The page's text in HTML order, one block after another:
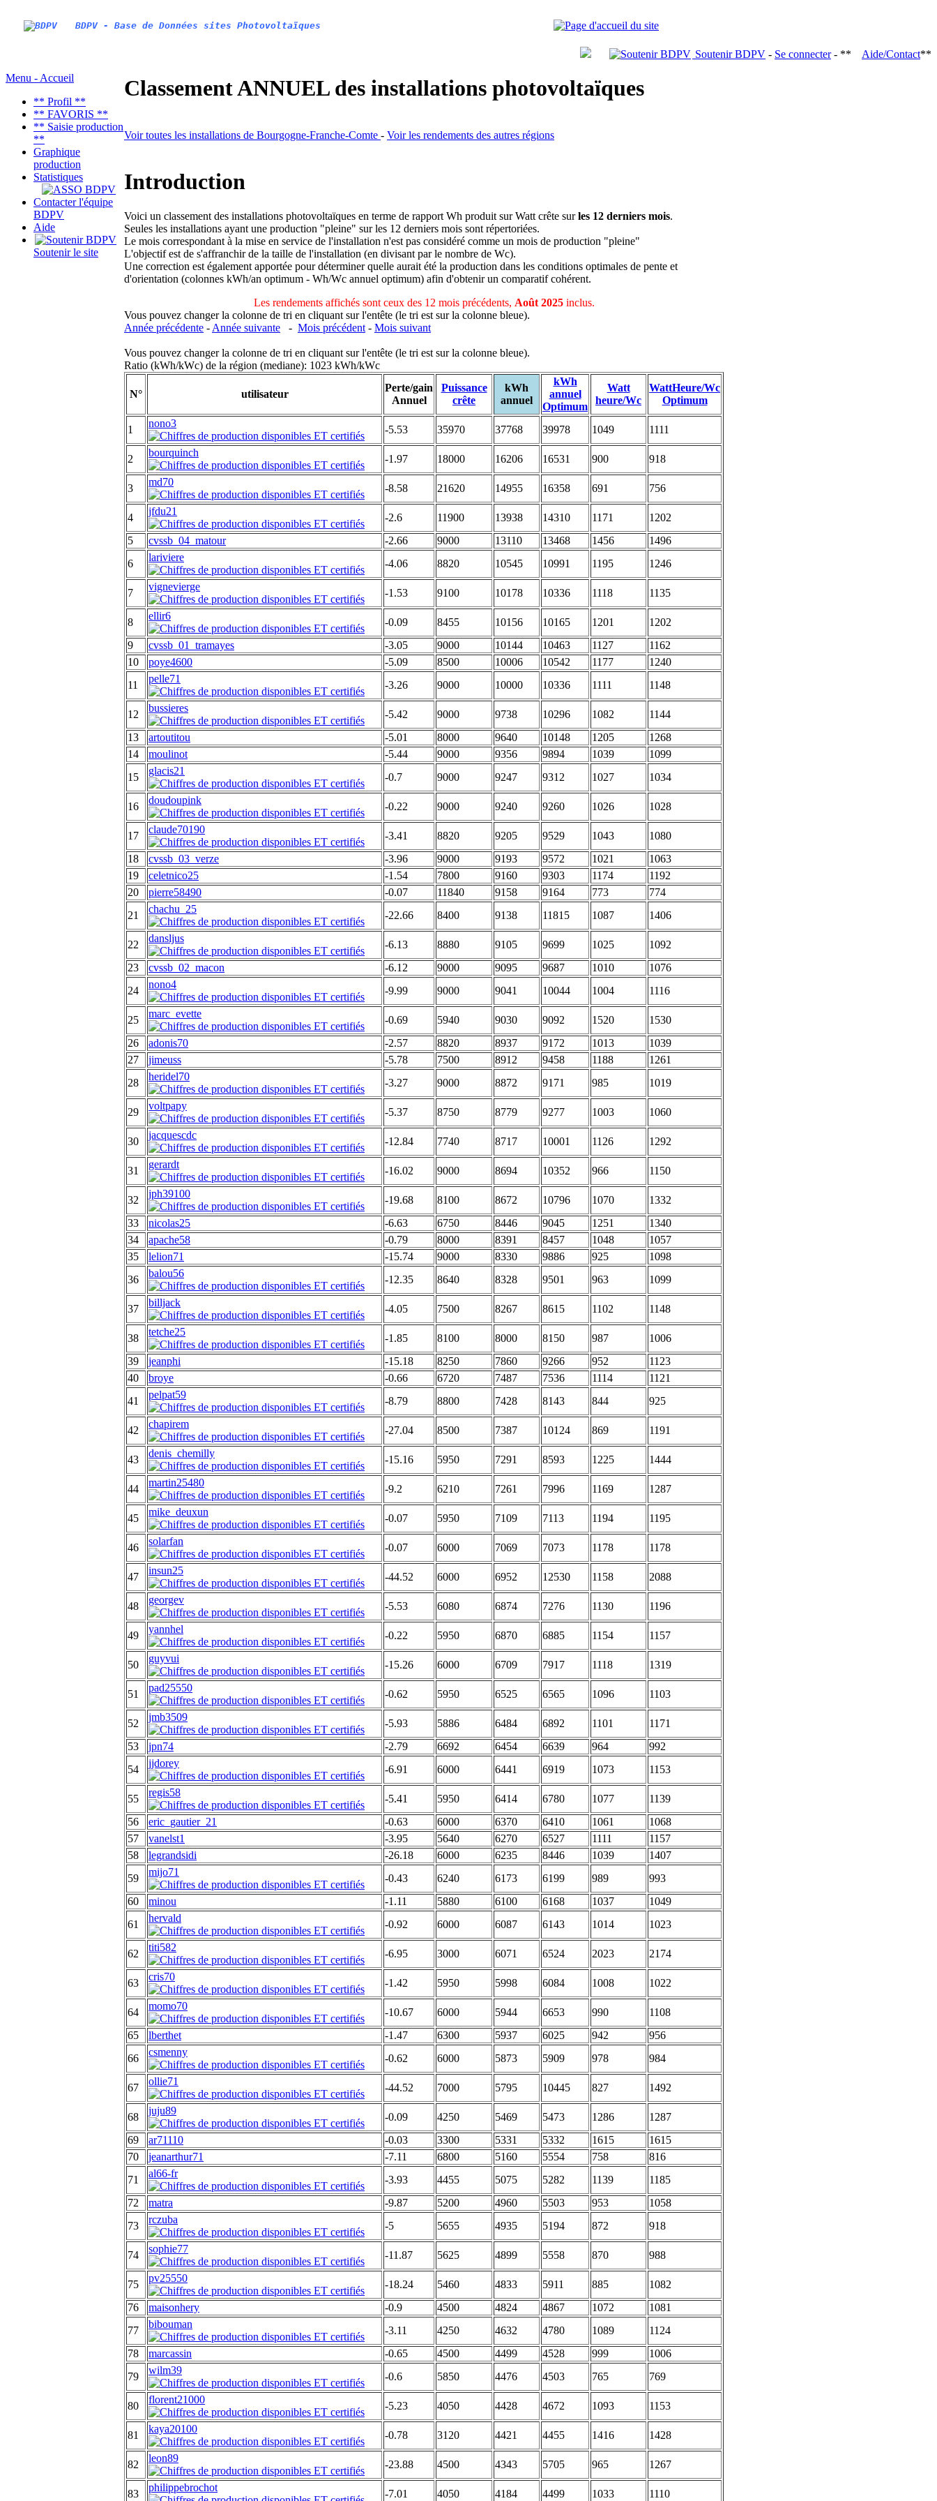
BDPV - Base de Données sites Photovoltaïques
Soutenir BDPV - Se connecter- ** Aide/Contact**
Menu - Accueil
** Profil **
** FAVORIS **
** Saisie production
**
Graphique
production
Statistiques
Contacter l'équipe
BDPV
Aide
Soutenir le site
Classement ANNUEL des installations photovoltaïques
Voir toutes les installations de Bourgogne-Franche-Comte - Voir les rendements des autres régions
Introduction
Voici un classement des installations photovoltaïques en terme de rapport Wh produit sur Watt crête surles 12 derniers mois.
Seules les installations ayant une production "pleine" sur les 12 derniers mois sont répertoriées.
Le mois correspondant à la mise en service de l'installation n'est pas considéré comme un mois de production "pleine"
L'objectif est de s'affranchir de la taille de l'installation (en divisant par le nombre de Wc).
Une correction est également apportée pour déterminer quelle aurait été la production dans les conditions optimales de pente et
d'orientation (colonnes kWh/an optimum - Wh/Wc annuel optimum) afin d'obtenir un comparatif cohérent.
Les rendements affichés sont ceux des 12 mois précédents, Août 2025inclus.
Vous pouvez changer la colonne de tri en cliquant sur l'entête (le tri est sur la colonne bleue).
Année précédente - Année suivante - Mois précédent - Mois suivant
Vous pouvez changer la colonne de tri en cliquant sur l'entête (le tri est sur la colonne bleue).
Ratio (kWh/kWc) de la région (mediane): 1023 kWh/kWc
N° utilisateur
Perte/gain
Annuel
Puissance
crête
kWh
annuel
kWh
annuel
Optimum
Watt
heure/Wc
WattHeure/Wc
Optimum
1
nono3
-5.53 35970 37768 39978 1049 1111
2
bourquinch
-1.97 18000 16206 16531 900 918
3
md70
-8.58 21620 14955 16358 691 756
4
jfdu21
-2.6 11900 13938 14310 1171
1202
5
cvssb_04_matour -2.66 9000 13110 13468 1456
1496
6
lariviere
-4.06 8820 10545 10991 1195 1246
7
vignevierge
-1.53 9100 10178 10336 1118 1135
8
ellir6
-0.09 8455 10156 10165 1201
1202
9
cvssb_01_tramayes -3.05 9000 10144 10463 1127
1162
10
poye4600 -5.09 8500 10006 10542 1177
1240
11
pelle71
-3.26 9000 10000 10336 1111 1148
12
bussieres
-5.42 9000 9738 10296 1082
1144
13
artoutitou -5.01 8000 9640 10148 1205
1268
14
moulinot -5.44 9000 9356 9894 1039
1099
15
glacis21
-0.7 9000 9247 9312 1027 1034
16
doudoupink
-0.22 9000 9240 9260 1026 1028
17
claude70190
-3.41 8820 9205 9529 1043
1080
18
cvssb_03_verze -3.96 9000 9193 9572 1021
1063
19
celetnico25 -1.54 7800 9160 9303 1174
1192
20
pierre58490 -0.07 11840 9158 9164 773
774
21
chachu_25
-22.66 8400 9138 11815 1087 1406
22
dansljus
-6.13 8880 9105 9699 1025
1092
23
cvssb_02_macon -6.12 9000 9095 9687 1010
1076
24
nono4
-9.99 9000 9041 10044 1004 1116
25
marc_evette
-0.69 5940 9030 9092 1520
1530
26
adonis70 -2.57 8820 8937 9172 1013
1039
27
jimeuss -5.78 7500 8912 9458 1188
1261
28
heridel70
-3.27 9000 8872 9171 985 1019
29
voltpapy
-5.37 8750 8779 9277 1003 1060
30
jacquescdc
-12.84 7740 8717 10001 1126 1292
31
gerardt
-16.02 9000 8694 10352 966 1150
32
jph39100
-19.68 8100 8672 10796 1070
1332
33
nicolas25 -6.63 6750 8446 9045 1251
1340
34
apache58 -0.79 8000 8391 8457 1048
1057
35
lelion71 -15.74 9000 8330 9886 925
1098
36
balou56
-12.35 8640 8328 9501 963 1099
37
billjack
-4.05 7500 8267 8615 1102 1148
38
tetche25
-1.85 8100 8000 8150 987
1006
39
jeanphi -15.18 8250 7860 9266 952
1123
40
broye -0.66 6720 7487 7536 1114
1121
41
pelpat59
-8.79 8800 7428 8143 844 925
42
chapirem
-27.04 8500 7387 10124 869 1191
43
denis_chemilly
-15.16 5950 7291 8593 1225 1444
44
martin25480
-9.2 6210 7261 7996 1169 1287
45
mike_deuxun
-0.07 5950 7109 7113 1194 1195
46
solarfan
-0.07 6000 7069 7073 1178 1178
47
insun25
-44.52 6000 6952 12530 1158 2088
48
georgev
-5.53 6080 6874 7276 1130 1196
49
yannhel
-0.22 5950 6870 6885 1154 1157
50
guyvui
-15.26 6000 6709 7917 1118 1319
51
pad25550
-0.62 5950 6525 6565 1096 1103
52
jmb3509
-5.93 5886 6484 6892 1101
1171
53
jpn74 -2.79 6692 6454 6639 964
992
54
jjdorey
-6.91 6000 6441 6919 1073 1153
55
regis58
-5.41 5950 6414 6780 1077
1139
56
eric_gautier_21 -0.63 6000 6370 6410 1061
1068
57
vanelst1 -3.95 5640 6270 6527 1111
1157
58
legrandsidi -26.18 6000 6235 8446 1039
1407
59
mijo71
-0.43 6240 6173 6199 989
993
60
minou -1.11 5880 6100 6168 1037
1049
61
hervald
-0.92 6000 6087 6143 1014 1023
62
titi582
-6.95 3000 6071 6524 2023 2174
63
cris70
-1.42 5950 5998 6084 1008 1022
64
momo70
-10.67 6000 5944 6653 990
1108
65
lberthet -1.47 6300 5937 6025 942
956
66
csmenny
-0.62 6000 5873 5909 978 984
67
ollie71
-44.52 7000 5795 10445 827 1492
68
juju89
-0.09 4250 5469 5473 1286
1287
69
ar71110 -0.03 3300 5331 5332 1615
1615
70
jeanarthur71 -7.11 6800 5160 5554 758
816
71
al66-fr
-3.93 4455 5075 5282 1139
1185
72
matra -9.87 5200 4960 5503 953
1058
73
rczuba
-5 5655 4935 5194 872 918
74
sophie77
-11.87 5625 4899 5558 870 988
75
pv25550
-18.24 5460 4833 5911 885
1082
76
maisonhery -0.9 4500 4824 4867 1072
1081
77
bibouman
-3.11 4250 4632 4780 1089
1124
78
marcassin -0.65 4500 4499 4528 999
1006
79
wilm39
-0.6 5850 4476 4503 765 769
80
florent21000
-5.23 4050 4428 4672 1093 1153
81
kaya20100
-0.78 3120 4421 4455 1416 1428
82
leon89
-23.88 4500 4343 5705 965 1267
83
philippebrochot
-7.01 4050 4184 4499 1033 1110